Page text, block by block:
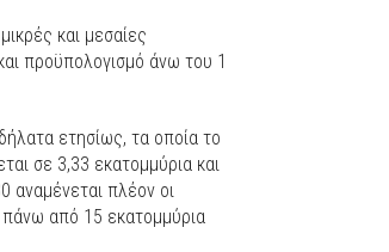
και μεσαίες
προϋπολογισμό άνω του 1
ετησίως, τα οποία το
σε 3,33 εκατομμύρια και
πλέον οι
από 15 εκατομμύρια